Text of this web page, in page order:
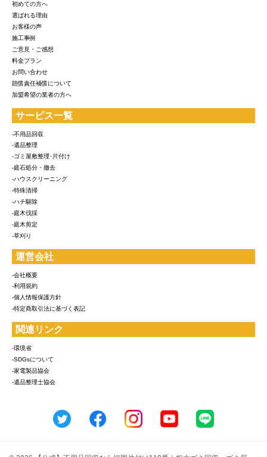
初めての方へ
選ばれる理由
お客様の声
施工事例
ご意見・ご感想
料金プラン
お問い合わせ
賠償責任補償について
加盟希望の業者の方へ
サービス一覧
-不用品回収
-遺品整理
-ゴミ屋敷整理･片付け
-庭石処分・撤去
-ハウスクリーニング
-特殊清掃
-ハチ駆除
-庭木伐採
-庭木剪定
-草刈り
運営会社
-会社概要
-利用規約
-個人情報保護方針
-特定商取引法に基づく表記
関連リンク
-環境省
-SDGsについて
-家電製品協会
-遺品整理士協会